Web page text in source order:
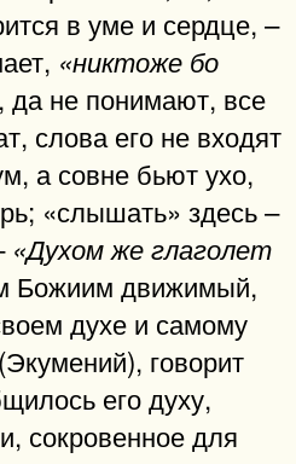
в уме и сердце, –
«никтоже бо
не понимают, все
слова его не входят
а совне бьют ухо,
«слышать» здесь –
«Духом же глаголет
Божиим движимый,
духе и самому
говорит
его духу,
сокровенное для